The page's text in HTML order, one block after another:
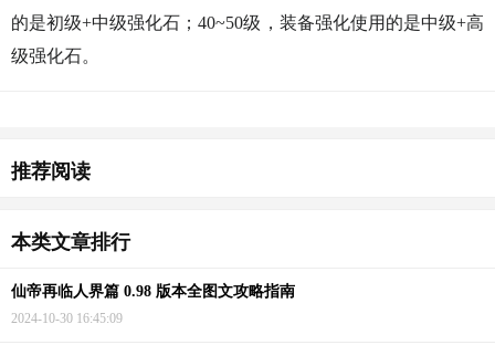
的是初级+中级强化石；40~50级，装备强化使用的是中级+高
级强化石。
推荐阅读
本类文章排行
仙帝再临人界篇 0.98 版本全图文攻略指南
2024-10-30 16:45:09